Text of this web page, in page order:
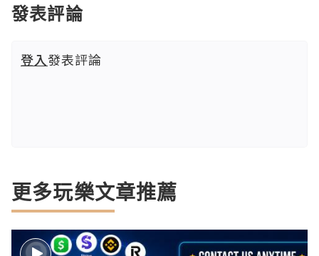
發表評論
登入發表評論
更多玩樂文章推薦